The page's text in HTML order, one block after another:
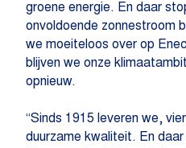
groene energie. En daar
onvoldoende zonnestroom
we moeiteloos over op
blijven we onze
opnieuw.
“Sinds 1915 leveren we,
duurzame kwaliteit. En